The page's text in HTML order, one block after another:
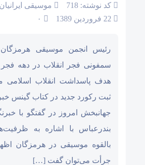
کد نوشته: 718
موسیقی ایرانیان
۰
رئیس انجمن موسیقی هرمزگان
سمفونی فجر انقلاب در دهه
هدف پاسداشت انقلاب اسلامی
ثبت رکورد جدید در کتاب گینس
جهانبخش امروز در گفتگو با
بندرعباس با اشاره به
بالقوه موسیقی در هرمزگان
جرأت می‌توان گفت […]